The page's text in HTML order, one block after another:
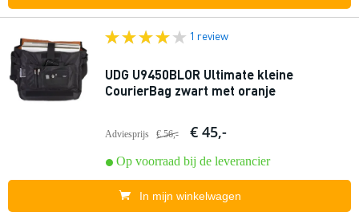
1 review
UDG U9450BLOR Ultimate kleine
CourierBag zwart met oranje
Adviesprijs € 56,- € 45,-
Op voorraad bij de leverancier
In mijn winkelwagen